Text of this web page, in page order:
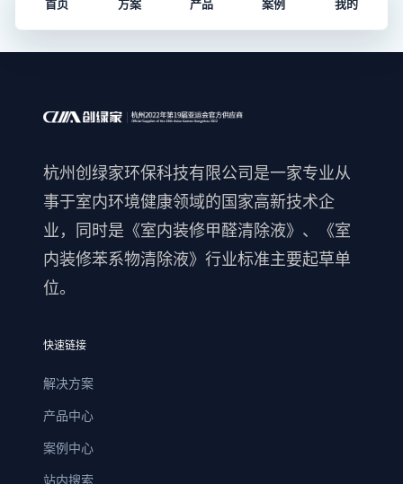
首页 方案 产品 案例 我的
杭州创绿家环保科技有限公司是一家专业从
事于室内环境健康领域的国家高新技术企
业，同时是《室内装修甲醛清除液》、《室
内装修苯系物清除液》行业标准主要起草单
位。
快速链接
解决方案
产品中心
案例中心
站内搜索